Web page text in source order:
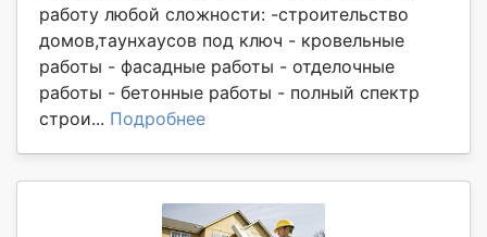
работу любой сложности: -строительство
домов,таунхаусов под ключ - кровельные
работы - фасадные работы - отделочные
работы - бетонные работы - полный спектр
строи... Подробнее